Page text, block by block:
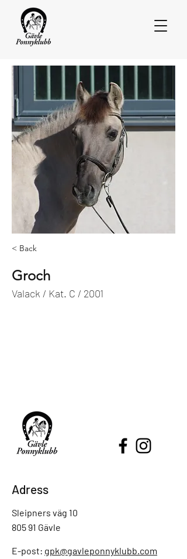
< Back
Groch
Valack / Kat. C / 2001
Adress
Sleipners väg 10
805 91 Gävle
E-post: gpk@gavleponnyklubb.com